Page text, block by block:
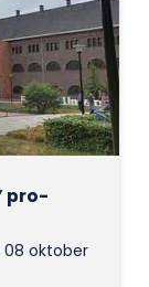
pro-
08 oktober